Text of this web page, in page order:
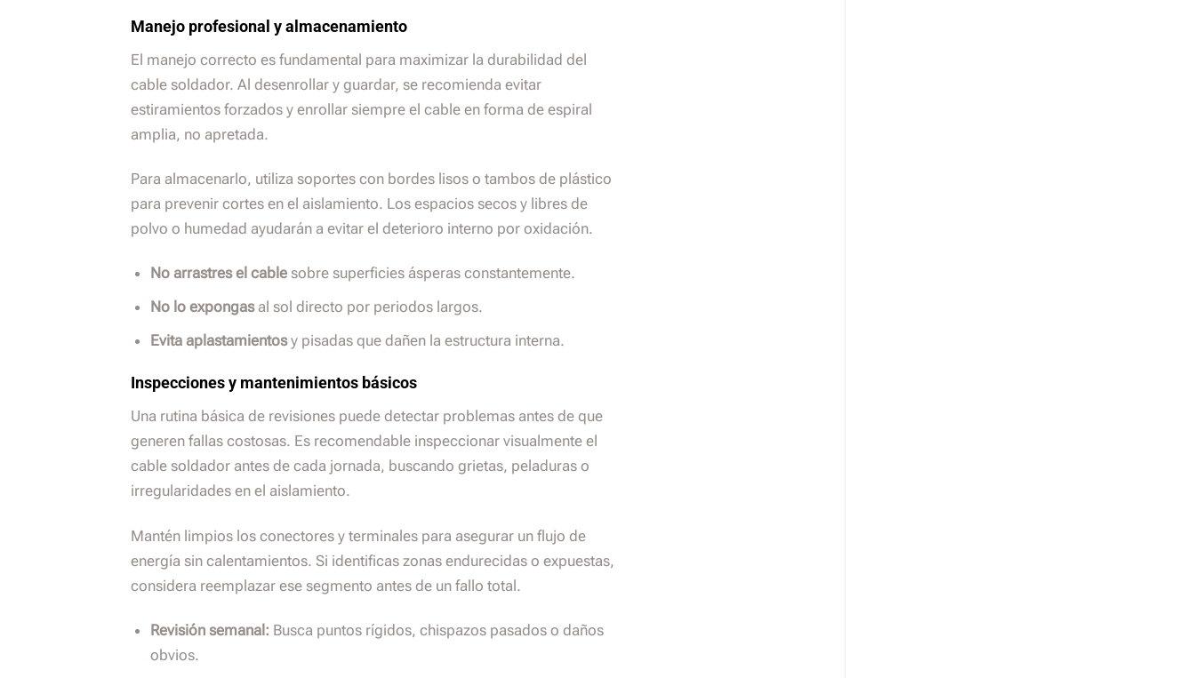
Manejo profesional y almacenamiento
El manejo correcto es fundamental para maximizar la durabilidad del
cable soldador. Al desenrollar y guardar, se recomienda evitar
estiramientos forzados y enrollar siempre el cable en forma de espiral
amplia, no apretada.
Para almacenarlo, utiliza soportes con bordes lisos o tambos de plástico
para prevenir cortes en el aislamiento. Los espacios secos y libres de
polvo o humedad ayudarán a evitar el deterioro interno por oxidación.
No arrastres el cable sobre superficies ásperas constantemente.
No lo expongasal sol directo por periodos largos.
Evita aplastamientosy pisadas que dañen la estructura interna.
Inspecciones y mantenimientos básicos
Una rutina básica de revisiones puede detectar problemas antes de que
generen fallas costosas. Es recomendable inspeccionar visualmente el
cable soldador antes de cada jornada, buscando grietas, peladuras o
irregularidades en el aislamiento.
Mantén limpios los conectores y terminales para asegurar un flujo de
energía sin calentamientos. Si identificas zonas endurecidas o expuestas,
considera reemplazar ese segmento antes de un fallo total.
Revisión semanal: Busca puntos rígidos, chispazos pasados o daños
obvios.